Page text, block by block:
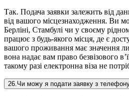
Так. Подача заявки залежить від
від вашого місцезнаходження. Ви
Берліні, Стамбулі чи у своєму
працює з будь-якого місця, де є
вашого проживання має значення
вона надає вам право безвізового
такому разі електронна віза не
26 Чи можу я подати заявку з